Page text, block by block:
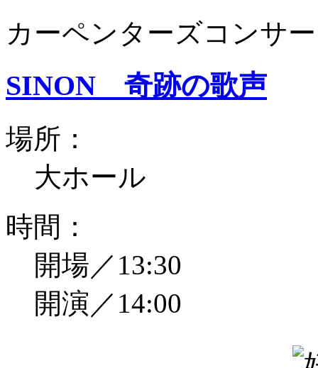
カーペンターズコンサ
SINON 奇跡の歌声
場所：
大ホール
時間：
開場／13:30
開演／14:00